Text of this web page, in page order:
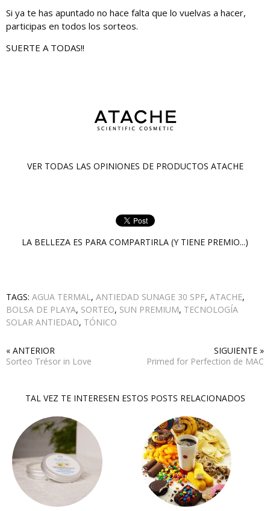
Si ya te has apuntado no hace falta que lo vuelvas a hacer,
participas en todos los sorteos.
SUERTE A TODAS!!
VER TODAS LAS OPINIONES DE PRODUCTOS ATACHE
LA BELLEZA ES PARA COMPARTIRLA (Y TIENE PREMIO...)
TAGS: AGUA TERMAL , ANTIEDAD SUNAGE 30 SPF, ATACHE,
BOLSA DE PLAYA, SORTEO, SUN PREMIUM, TECNOLOGÍA
SOLAR ANTIEDAD, TÓNICO
« ANTERIOR
Sorteo Trésor in Love
SIGUIENTE »
Primed for Perfection de MAC
TAL VEZ TE INTERESEN ESTOS POSTS RELACIONADOS